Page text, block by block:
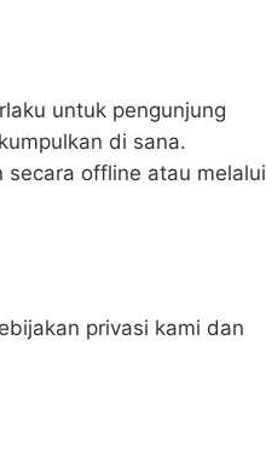
untuk pengunjung
di sana.
secara offline atau melalui
privasi kami dan